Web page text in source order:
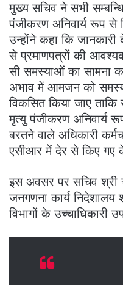
मुख्य सचिव ने सभी
पंजीकरण अनिवार्य रूप से
उन्होंने कहा कि
से प्रमाणपत्रों की
सी समस्याओं का सामना
अभाव में आमजन को
विकसित किया जाए ताकि
मृत्यु पंजीकरण अनिवार्य
बरतने वाले अधिकारी
एसीआर में देर से किए गए
इस अवसर पर सचिव श्री
जनगणना कार्य निदेशालय
विभागों के उच्चाधिकारी